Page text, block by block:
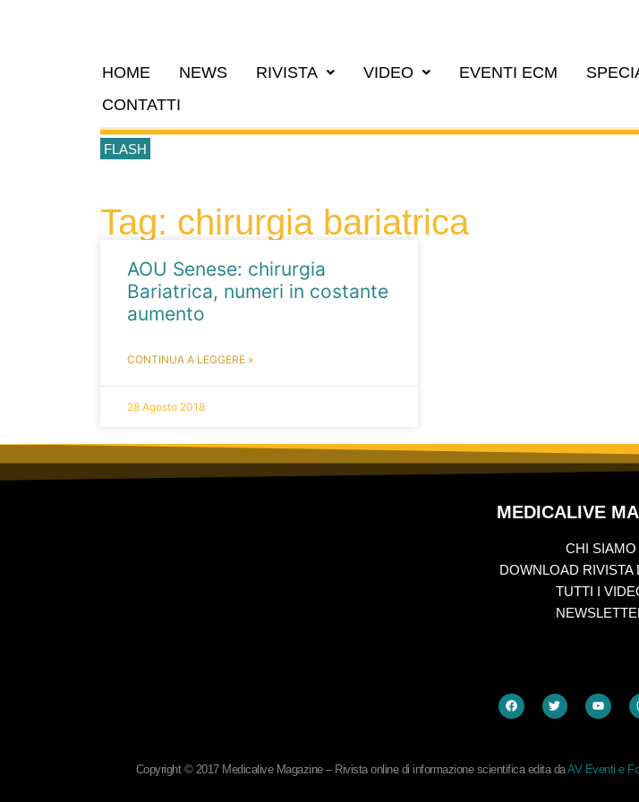
HOME NEWS RIVISTA VIDEO EVENTI ECM
CONTATTI
FLASH
Tag: chirurgia bariatrica
AOU Senese: chirurgia
Bariatrica, numeri in costante
aumento
CONTINUA A LEGGERE »
28 Agosto 2018
MEDICALIVE
CHI SIAMO
DOWNLOAD RIVISTA
TUTTI I
Copyright © 2017 Medicalive Magazine – Rivista online di informazione scientifica edita daAV Eventi e